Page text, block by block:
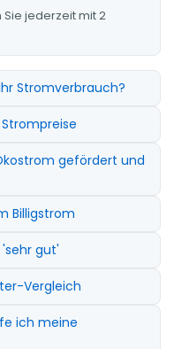
jederzeit mit 2
Stromverbrauch?
gefördert und
Billigstrom
gut'
Vergleich
ich meine